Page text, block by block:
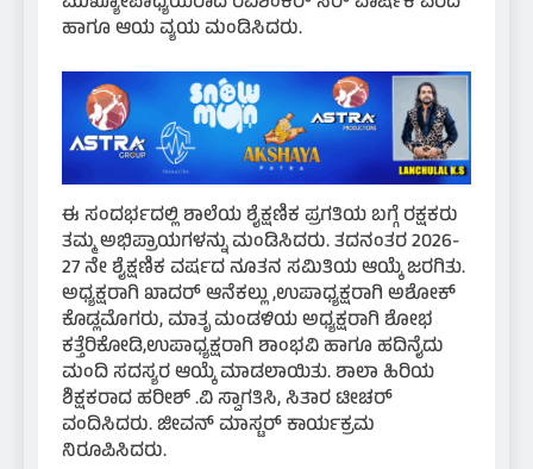
ಹಾಗೂ ಆಯ ವ್ಯಯ ಮಂಡಿಸಿದರು.
ಈ ಸಂದರ್ಭದಲ್ಲಿ ಶಾಲೆಯ ಶೈಕ್ಷಣಿಕ ಪ್ರಗತಿಯ ಬಗ್ಗೆ ರಕ್ಷಕರು
ತಮ್ಮ ಅಭಿಪ್ರಾಯಗಳನ್ನು ಮಂಡಿಸಿದರು. ತದನಂತರ 2026-
27 ನೇ ಶೈಕ್ಷಣಿಕ ವರ್ಷದ ನೂತನ ಸಮಿತಿಯ ಆಯ್ಕೆ ಜರಗಿತು.
ಅಧ್ಯಕ್ಷರಾಗಿ ಖಾದರ್ ಆನೆಕಲ್ಲು ,ಉಪಾಧ್ಯಕ್ಷರಾಗಿ ಅಶೋಕ್
ಕೊಡ್ಲಮೊಗರು, ಮಾತೃ ಮಂಡಳಿಯ ಅಧ್ಯಕ್ಷರಾಗಿ ಶೋಭ
ಕತ್ತೆರಿಕೋಡಿ,ಉಪಾಧ್ಯಕ್ಷರಾಗಿ ಶಾಂಭವಿ ಹಾಗೂ ಹದಿನೈದು
ಮಂದಿ ಸದಸ್ಯರ ಆಯ್ಕೆ ಮಾಡಲಾಯಿತು. ಶಾಲಾ ಹಿರಿಯ
ಶಿಕ್ಷಕರಾದ ಹರೀಶ್ .ವಿ ಸ್ವಾಗತಿಸಿ, ಸಿತಾರ ಟೀಚರ್
ವಂದಿಸಿದರು. ಜೀವನ್ ಮಾಸ್ಟರ್ ಕಾರ್ಯಕ್ರಮ
ನಿರೂಪಿಸಿದರು.